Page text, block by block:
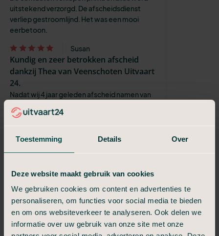
Toestemming Details Over
Deze website maakt gebruik van cookies
We gebruiken cookies om content en advertenties te
personaliseren, om functies voor social media te bieden
en om ons websiteverkeer te analyseren. Ook delen we
informatie over uw gebruik van onze site met onze
uitstekend verzorgd. De afscheidsdienst
verliep gestroomlijnd. Het was een mooi
eerbetoon.
Susan
Kundig en zeer betrokken afscheid
dankzij Thea van Veenschoten Uitvaart
24.
Nadat wij 4 jaar geleden afscheid namen van
onze vader onder begeleiding van Thea van
Veenschoten van Uitvaart 24, kozen wij na het
Elst
Goed geregeld en de andere kroon heeft het
netjes en heel goed met mijn zelf gedaan
A hartogs
Een mooie respectvolle uitvaart
De uitvaartbegeleider denkt goed mee en